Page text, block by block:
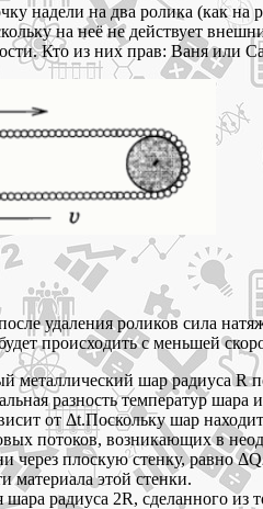
надели на два ролика (как
на неё не действует
Кто из них прав: Ваня или
удаления роликов сила
происходить с меньшей
металлический шар радиуса
разность температур
от Δt.Поскольку шар
потоков, возникающих в
через плоскую стенку, равно
материала этой стенки.
радиуса 2R, сделанного из